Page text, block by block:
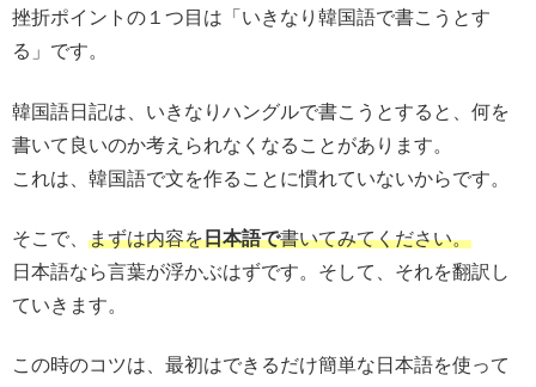
挫折ポイントの１つ目は「いきなり韓国語で書こうとす
る」です。
韓国語日記は、いきなりハングルで書こうとすると、何を
書いて良いのか考えられなくなることがあります。
これは、韓国語で文を作ることに慣れていないからです。
そこで、 まずは内容を日本語で書いてみてください。
日本語なら言葉が浮かぶはずです。そして、それを翻訳し
ていきます。
この時のコツは、最初はできるだけ簡単な日本語を使って